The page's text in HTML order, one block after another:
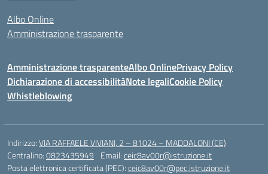
Albo Online
Amministrazione trasparente
Amministrazione trasparenteAlbo OnlinePrivacy Policy
Dichiarazione di accessibilitàNote legaliCookie Policy
Whistleblowing
Indirizzo:VIA RAFFAELE VIVIANI, 2 – 81024 – MADDALONI (CE)
Centralino:0823435949 Email:ceic8av00r@istruzione.it
Posta elettronica certificata (PEC):ceic8av00r@pec.istruzione.it